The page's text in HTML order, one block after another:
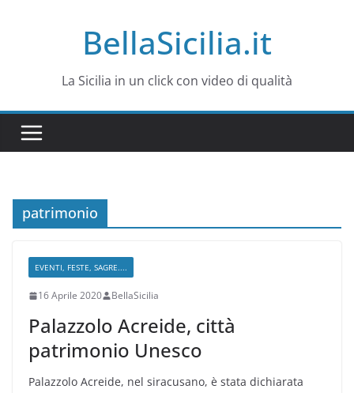
BellaSicilia.it
La Sicilia in un click con video di qualità
patrimonio
EVENTI, FESTE, SAGRE....
16 Aprile 2020 BellaSicilia
Palazzolo Acreide, città
patrimonio Unesco
Palazzolo Acreide, nel siracusano, è stata dichiarata